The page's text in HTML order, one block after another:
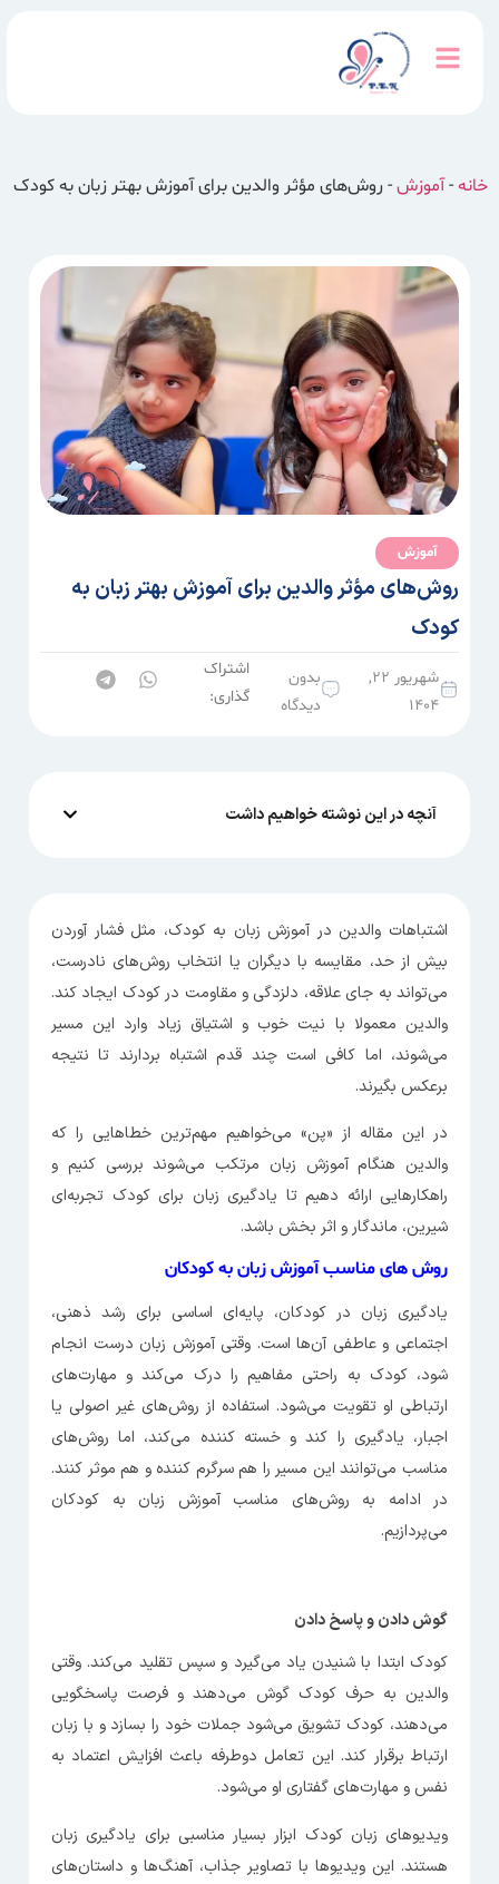
خانه-آموزش-روش‌های مؤثر والدین برای آموزش بهتر زبان به کودک
آموزش
روش‌های مؤثر والدین برای آموزش بهتر زبان به
کودک
شهریور ۲۲,
۱۴۰۴
بدون
دیدگاه
اشتراک
گذاری:
آنچه در این نوشته خواهیم داشت
اشتباهات والدین در آموزش زبان به کودک، مثل فشار آوردن
بیش از حد، مقایسه با دیگران یا انتخاب روش‌های نادرست،
می‌تواند به‌ جای علاقه، دلزدگی و مقاومت در کودک ایجاد کند.
والدین معمولا با نیت خوب و اشتیاق زیاد وارد این مسیر
می‌شوند، اما کافی است چند قدم اشتباه بردارند تا نتیجه
برعکس بگیرند.
در این مقاله از «پن» می‌خواهیم مهم‌ترین خطاهایی را که
والدین هنگام آموزش زبان مرتکب می‌شوند بررسی کنیم و
راهکارهایی ارائه دهیم تا یادگیری زبان برای کودک تجربه‌ای
شیرین، ماندگار و اثر بخش باشد.
روش ‌های مناسب آموزش زبان به کودکان
یادگیری زبان در کودکان، پایه‌ای اساسی برای رشد ذهنی،
اجتماعی و عاطفی آن‌ها است. وقتی آموزش زبان درست انجام
شود، کودک به راحتی مفاهیم را درک می‌‌کند و مهارت‌های
ارتباطی او تقویت می‌شود. استفاده از روش‌های غیر اصولی یا
اجبار، یادگیری را کند و خسته کننده می‌کند، اما روش‌های
مناسب می‌توانند این مسیر را هم سرگرم کننده و هم موثر کنند.
در ادامه به روش‌های مناسب آموزش زبان به کودکان
می‌پردازیم.
گوش دادن و پاسخ دادن
کودک ابتدا با شنیدن یاد می‌گیرد و سپس تقلید می‌کند. وقتی
والدین به حرف کودک گوش می‌دهند و فرصت پاسخگویی
می‌دهند، کودک تشویق می‌شود جملات خود را بسازد و با زبان
ارتباط برقرار کند. این تعامل دوطرفه باعث افزایش اعتماد به
نفس و مهارت‌های گفتاری او می‌شود.
ویدیوهای زبان کودک ابزار بسیار مناسبی برای یادگیری زبان
هستند. این ویدیوها با تصاویر جذاب، آهنگ‌ها و داستان‌های